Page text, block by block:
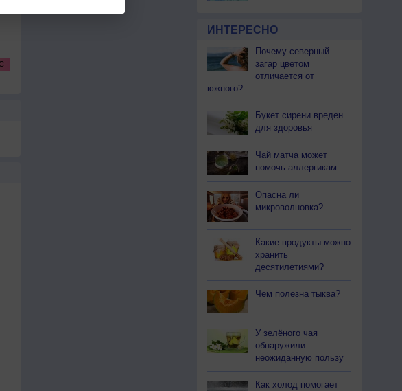
ИНТЕРЕСНО
Почему северный
загар цветом
отличается от
южного?
Букет сирени вреден
для здоровья
Чай матча может
помочь аллергикам
Опасна ли
микроволновка?
Какие продукты можно
хранить
десятилетиями?
Чем полезна тыква?
У зелёного чая
обнаружили
неожиданную пользу
Как холод помогает